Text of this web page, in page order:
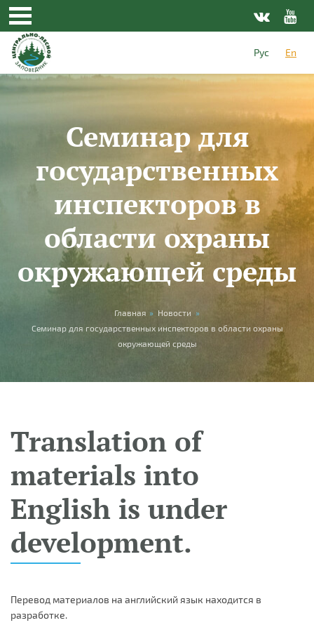
Skip to main content
Рус
En
Семинар для
государственных
инспекторов в
области охраны
окружающей среды
You are here
Главная » Новости »
Семинар для государственных инспекторов в области охраны
окружающей среды
Translation of
materials into
English is under
development.
Перевод материалов на английский язык находится в
разработке.